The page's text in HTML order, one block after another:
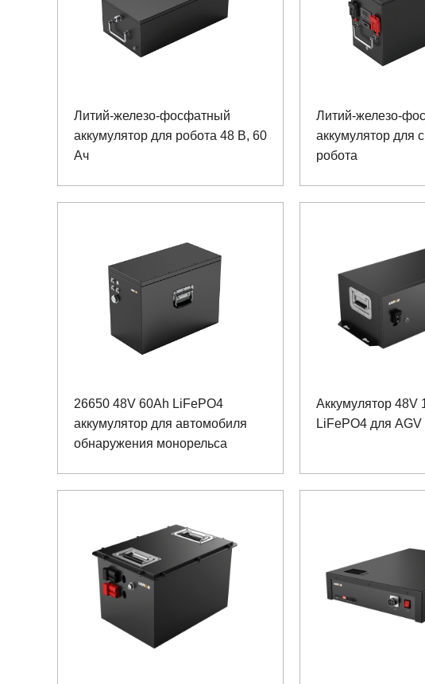
Литий-железо-фосфатный
аккумулятор для робота 48 В, 60
Ач
Литий-железо-
аккумулятор для
робота
26650 48V 60Ah LiFePO4
аккумулятор для автомобиля
обнаружения монорельса
Аккумулятор 48V
LiFePO4 для AGV